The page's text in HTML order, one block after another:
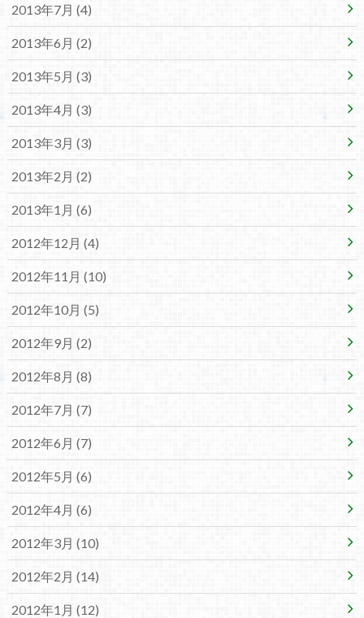
2013年7月 (4)
2013年6月 (2)
2013年5月 (3)
2013年4月 (3)
2013年3月 (3)
2013年2月 (2)
2013年1月 (6)
2012年12月 (4)
2012年11月 (10)
2012年10月 (5)
2012年9月 (2)
2012年8月 (8)
2012年7月 (7)
2012年6月 (7)
2012年5月 (6)
2012年4月 (6)
2012年3月 (10)
2012年2月 (14)
2012年1月 (12)